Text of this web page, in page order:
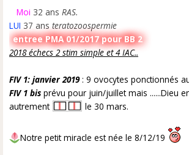
n
o
n
l
u
Moi 32 ans RAS.
LUI 37 ans teratozoospermie
entree PMA 01/2017 pour BB 2
2018 échecs 2 stim simple et 4 IAC..
FIV 1: janvier 2019: 9 ovocytes ponctionnés
FIV 1 bis prévu pour juin/juillet mais ......Dieu
autrement
le 30 mars.
Notre petit miracle est née le 8/12/19